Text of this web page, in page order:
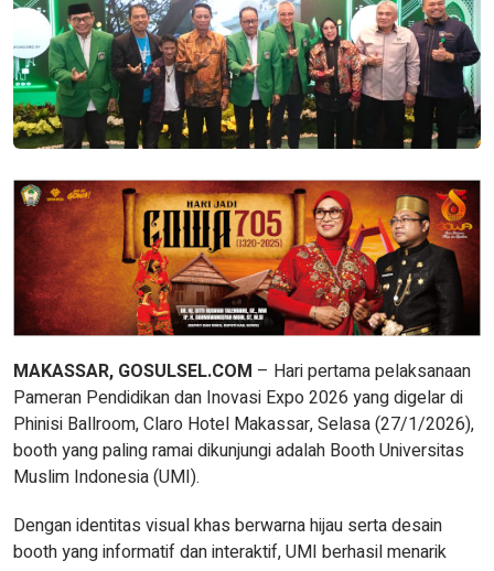
MAKASSAR, GOSULSEL.COM – Hari pertama pelaksanaan
Pameran Pendidikan dan Inovasi Expo 2026 yang digelar di
Phinisi Ballroom, Claro Hotel Makassar, Selasa (27/1/2026),
booth yang paling ramai dikunjungi adalah Booth Universitas
Muslim Indonesia (UMI).
Dengan identitas visual khas berwarna hijau serta desain
booth yang informatif dan interaktif, UMI berhasil menarik